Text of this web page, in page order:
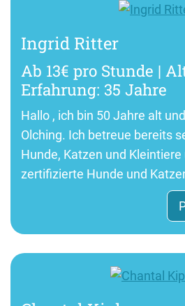
Ingrid Ritter
Ab 13€ pro Stunde |
Erfahrung: 35 Jahre
Hallo , ich bin 50 Jahre alt
Olching. Ich betreue bereits
Hunde, Katzen und Kleintiere
zertifizierte Hunde und